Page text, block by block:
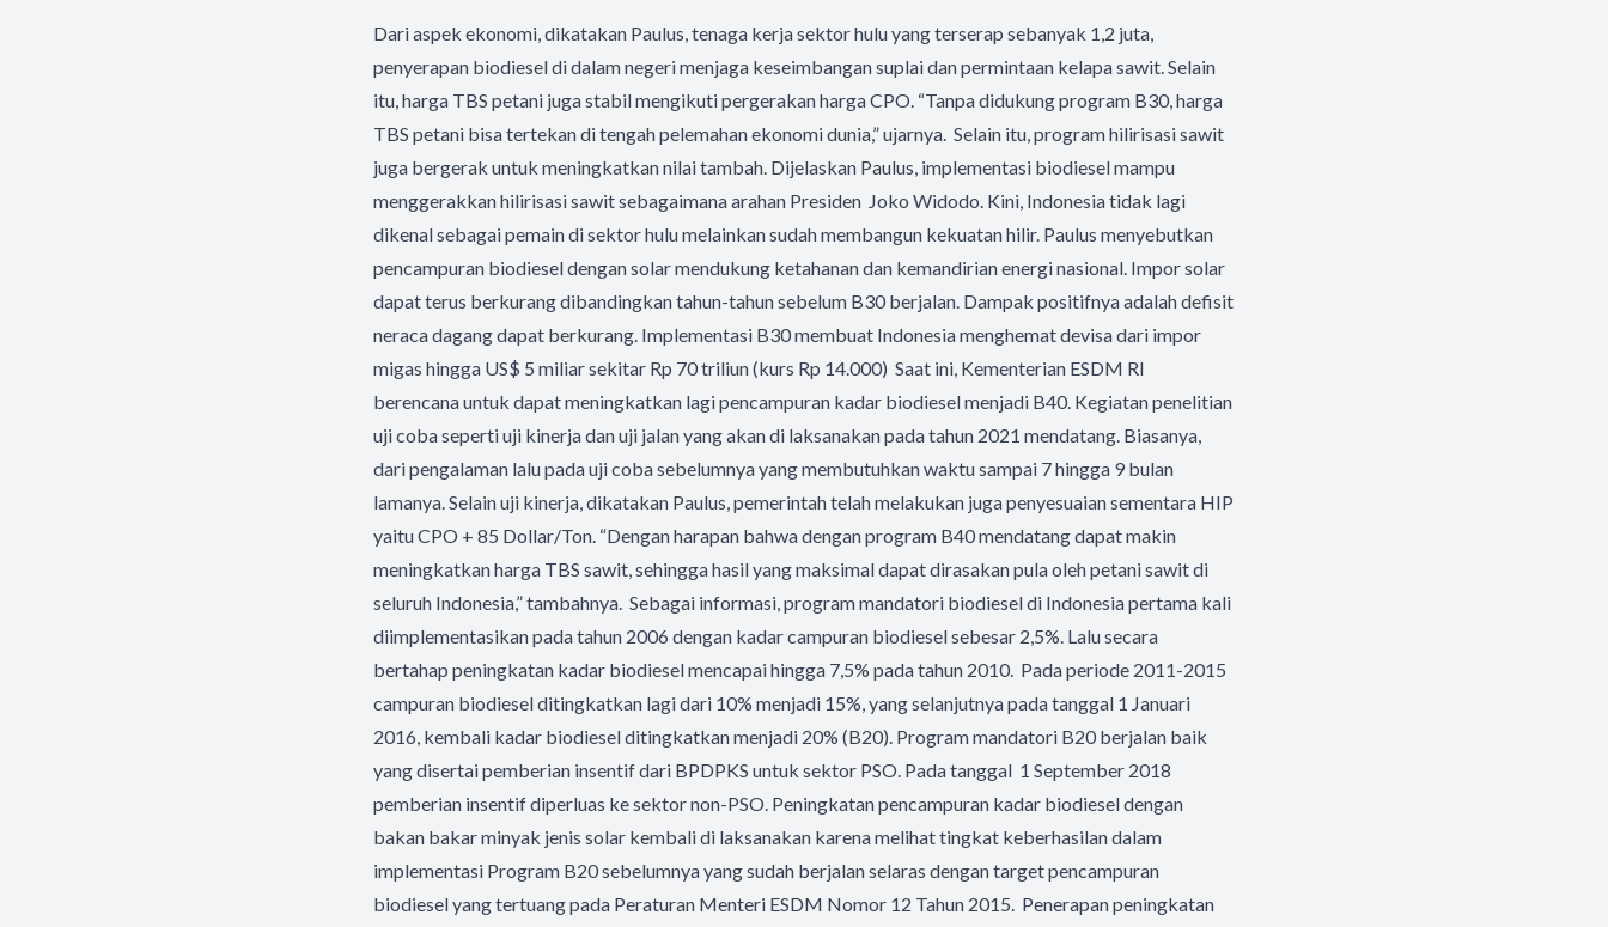
Dari aspek ekonomi, dikatakan Paulus, tenaga kerja sektor hulu yang terserap sebanyak 1,2 juta,
penyerapan biodiesel di dalam negeri menjaga keseimbangan suplai dan permintaan kelapa sawit. Selain
itu, harga TBS petani juga stabil mengikuti pergerakan harga CPO. “Tanpa didukung program B30, harga
TBS petani bisa tertekan di tengah pelemahan ekonomi dunia,” ujarnya. Selain itu, program hilirisasi sawit
juga bergerak untuk meningkatkan nilai tambah. Dijelaskan Paulus, implementasi biodiesel mampu
menggerakkan hilirisasi sawit sebagaimana arahan Presiden Joko Widodo. Kini, Indonesia tidak lagi
dikenal sebagai pemain di sektor hulu melainkan sudah membangun kekuatan hilir. Paulus menyebutkan
pencampuran biodiesel dengan solar mendukung ketahanan dan kemandirian energi nasional. Impor solar
dapat terus berkurang dibandingkan tahun-tahun sebelum B30 berjalan. Dampak positifnya adalah defisit
neraca dagang dapat berkurang. Implementasi B30 membuat Indonesia menghemat devisa dari impor
migas hingga US$ 5 miliar sekitar Rp 70 triliun (kurs Rp 14.000) Saat ini, Kementerian ESDM RI
berencana untuk dapat meningkatkan lagi pencampuran kadar biodiesel menjadi B40. Kegiatan penelitian
uji coba seperti uji kinerja dan uji jalan yang akan di laksanakan pada tahun 2021 mendatang. Biasanya,
dari pengalaman lalu pada uji coba sebelumnya yang membutuhkan waktu sampai 7 hingga 9 bulan
lamanya. Selain uji kinerja, dikatakan Paulus, pemerintah telah melakukan juga penyesuaian sementara HIP
yaitu CPO + 85 Dollar/Ton. “Dengan harapan bahwa dengan program B40 mendatang dapat makin
meningkatkan harga TBS sawit, sehingga hasil yang maksimal dapat dirasakan pula oleh petani sawit di
seluruh Indonesia,” tambahnya. Sebagai informasi, program mandatori biodiesel di Indonesia pertama kali
diimplementasikan pada tahun 2006 dengan kadar campuran biodiesel sebesar 2,5%. Lalu secara
bertahap peningkatan kadar biodiesel mencapai hingga 7,5% pada tahun 2010. Pada periode 2011-2015
campuran biodiesel ditingkatkan lagi dari 10% menjadi 15%, yang selanjutnya pada tanggal 1 Januari
2016, kembali kadar biodiesel ditingkatkan menjadi 20% (B20). Program mandatori B20 berjalan baik
yang disertai pemberian insentif dari BPDPKS untuk sektor PSO. Pada tanggal 1 September 2018
pemberian insentif diperluas ke sektor non-PSO. Peningkatan pencampuran kadar biodiesel dengan
bakan bakar minyak jenis solar kembali di laksanakan karena melihat tingkat keberhasilan dalam
implementasi Program B20 sebelumnya yang sudah berjalan selaras dengan target pencampuran
biodiesel yang tertuang pada Peraturan Menteri ESDM Nomor 12 Tahun 2015. Penerapan peningkatan